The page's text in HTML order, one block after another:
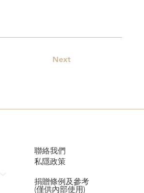
Next
聯絡我們
私隱政策
捐贈條例及參考
(僅供內部使用)